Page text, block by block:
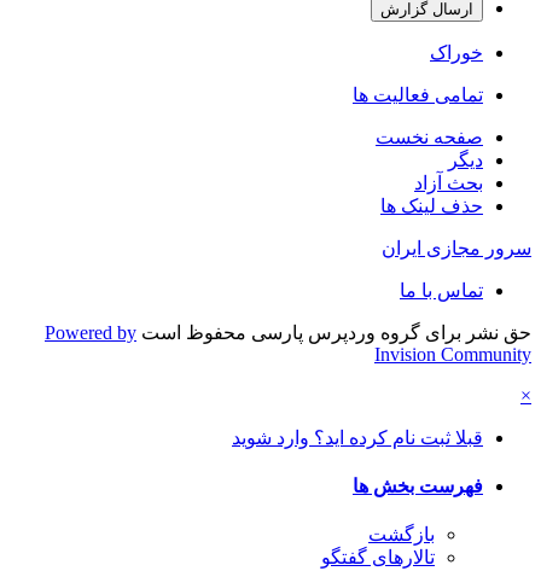
ارسال گزارش
خوراک
تمامی فعالیت ها
صفحه نخست
دیگر
بحث آزاد
حذف لینک ها
سرور مجازی ایران
تماس با ما
حق نشر برای گروه وردپرس پارسی محفوظ است Powered by
Invision Community
×
قبلا ثبت نام کرده اید؟ وارد شوید
فهرست بخش ها
بازگشت
تالارهای گفتگو